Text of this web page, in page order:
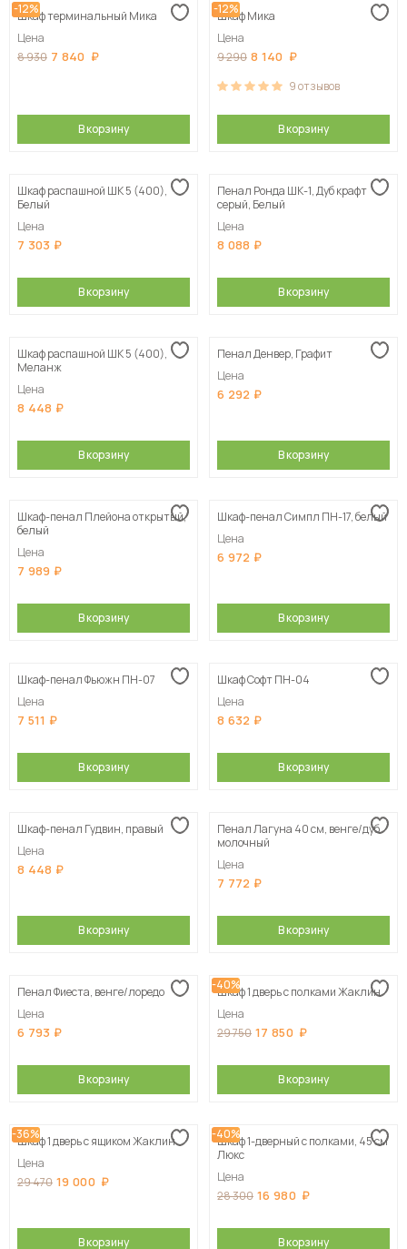
-12%
Шкаф терминальный Мика
Цена
8 930 7 840
В корзину
-12%
Шкаф Мика
Цена
9 290 8 140
9отзывов
В корзину
Шкаф распашной ШК 5 (400),
Белый
Цена
7 303
В корзину
Пенал Ронда ШК-1, Дуб крафт
серый, Белый
Цена
8 088
В корзину
Шкаф распашной ШК 5 (400),
Меланж
Цена
8 448
В корзину
Пенал Денвер, Графит
Цена
6 292
В корзину
Шкаф-пенал Плейона открытый,
белый
Цена
7 989
В корзину
Шкаф-пенал Симпл ПН-17, белый
Цена
6 972
В корзину
Шкаф-пенал Фьюжн ПН-07
Цена
7 511
В корзину
Шкаф Софт ПН-04
Цена
8 632
В корзину
Шкаф-пенал Гудвин, правый
Цена
8 448
В корзину
Пенал Лагуна 40 см, венге/дуб
молочный
Цена
7 772
В корзину
Пенал Фиеста, венге/лоредо
Цена
6 793
В корзину
-40%
Шкаф 1 дверь с полками Жаклин
Цена
29 750 17 850
В корзину
-36%
Шкаф 1 дверь с ящиком Жаклин
Цена
29 470 19 000
В корзину
-40%
Шкаф 1-дверный с полками, 45 см
Люкс
Цена
28 300 16 980
В корзину